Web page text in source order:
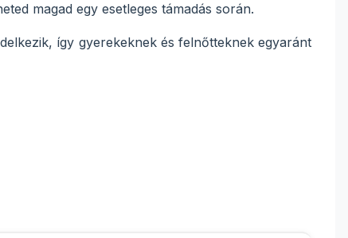
magad egy esetleges támadás során.
így gyerekeknek és felnőtteknek egyaránt